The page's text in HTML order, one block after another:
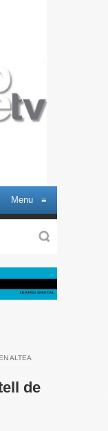
Menu ≡
ALTEA
de